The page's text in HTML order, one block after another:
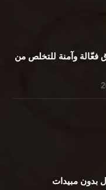
وآمنة للتخلص من
بدون مبيدات